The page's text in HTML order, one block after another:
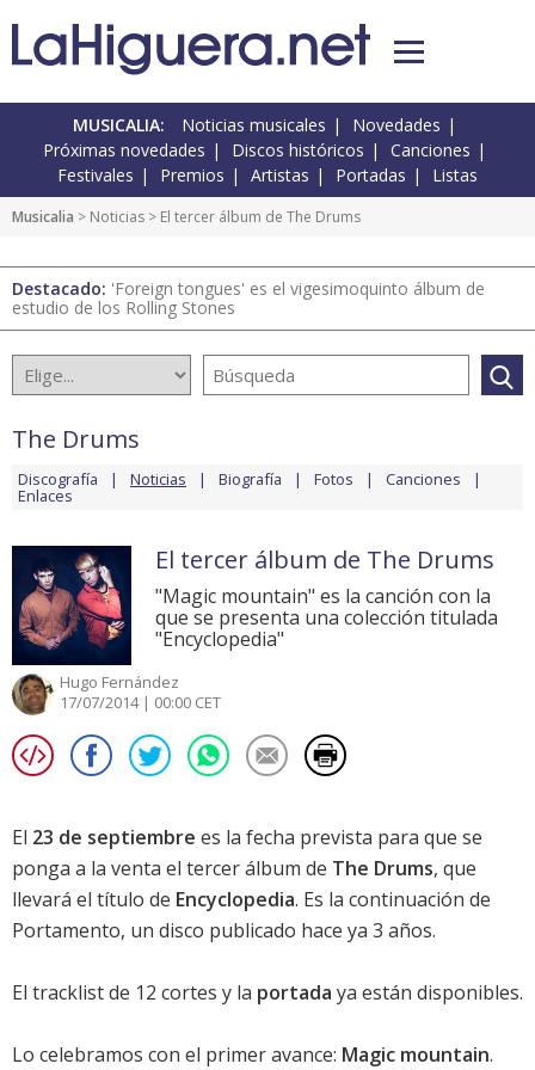
MUSICALIA: Noticias musicales
Novedades
Próximas novedades
Discos históricos
Canciones
Festivales
Premios Artistas Portadas Listas
Musicalia > Noticias > El tercer álbum de The Drums
Destacado: 'Foreign tongues' es el vigesimoquinto álbum de
estudio de los Rolling Stones
The Drums
Discografía Noticias Biografía Fotos Canciones
Enlaces
El tercer álbum de The Drums
"Magic mountain" es la canción con la
que se presenta una colección titulada
"Encyclopedia"
Hugo Fernández
17/07/2014 | 00:00 CET
El 23 de septiembre es la fecha prevista para que se
ponga a la venta el tercer álbum de The Drums, que
llevará el título de Encyclopedia. Es la continuación de
Portamento, un disco publicado hace ya 3 años.
El tracklist de 12 cortes y la portada ya están disponibles.
Lo celebramos con el primer avance: Magic mountain.